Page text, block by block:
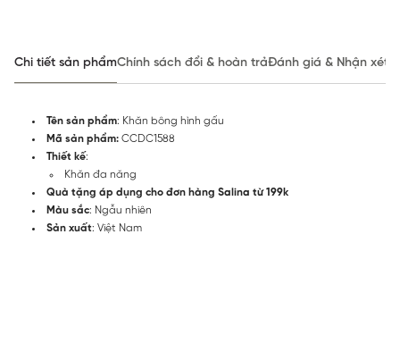
Chi tiết sản phẩmChính sách đổi & hoàn trảĐánh giá & Nhận xét
Tên sản phẩm: Khăn bông hình gấu
Mã sản phẩm: CCDC1588
Thiết kế:
Khăn đa năng
Quà tặng áp dụng cho đơn hàng Salina từ 199k
Màu sắc: Ngẫu nhiên
Sản xuất: Việt Nam